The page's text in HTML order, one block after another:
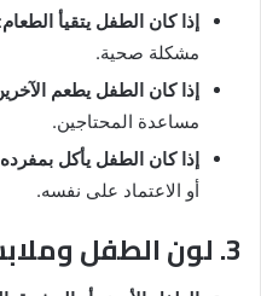
إذا كان الطفل يتقيأ الطعام
مشكلة صحية.
إذا كان الطفل يطعم
مساعدة المحتاجين.
إذا كان الطفل يأكل بمفرده
أو الاعتماد على نفسه.
3. لون الطفل وملابسه